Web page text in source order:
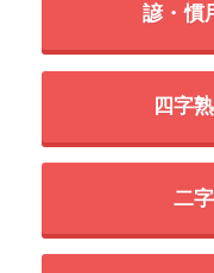
諺・慣
四字
二